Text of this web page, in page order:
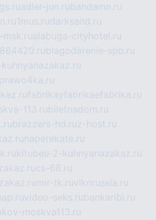
adler-jun.rubandamn.ru
1mus.rudarksand.ru
msk.rualabuga-cityhotel.ru
blagodarenie-spb.ru
fabrikayfabrikaefabrika.ru
113.rubiletnadom.ru
brazzers-hd.ruz-host.ru
naperekate.ru
kitubeu-2-kuhnyanazakaz.ru
cs-68.ru
mir-tk.ruvlknrussia.ru
video-seks.rubankaribi.ru
moskva113.ru